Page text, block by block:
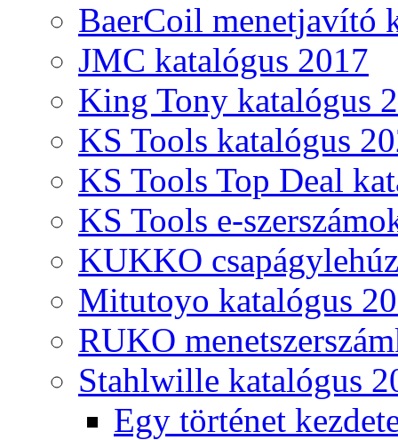
BaerCoil menetjavító
JMC katalógus 2017
King Tony katalógus
KS Tools katalógus
KS Tools Top Deal
KS Tools e-
KUKKO
Mitutoyo katalógus
RUKO
Stahlwille katalógus
Egy történet